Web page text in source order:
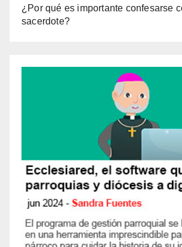
¿Por qué es importante confesarse
sacerdote?